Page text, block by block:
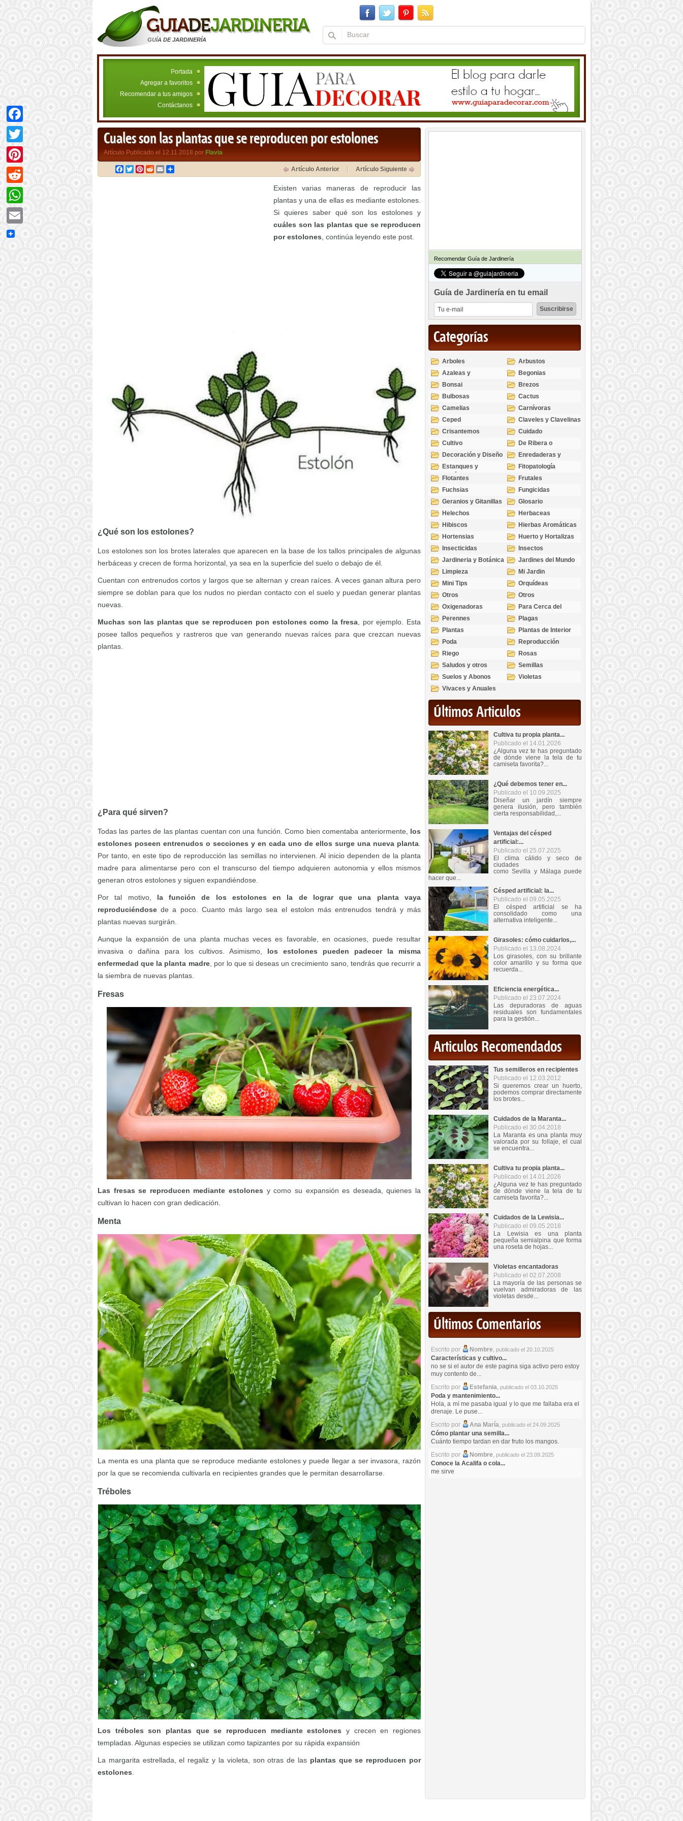
GUÍA DE JARDINERÍA
Portada
Agregar a favoritos
Recomendar a tus amigos
Contáctanos
Cuales son las plantas que se reproducen por estolones
Artículo Publicado el 12.11.2018 por Flavia
Facebook
TwitterPinterest
RedditEmail Artículo Anterior Artículo Siguiente
Existen varias maneras de reproducir las
plantas y una de ellas es mediante estolones.
Si quieres saber qué son los estolones y
cuáles son las plantas que se reproducen
por estolones , continúa leyendo este post.
¿Qué son los estolones?
Los estolones son los brotes laterales que aparecen en la base de los tallos principales de algunas
herbáceas y crecen de forma horizontal, ya sea en la superficie del suelo o debajo de él.
Cuentan con entrenudos cortos y largos que se alternan y crean raíces. A veces ganan altura pero
siempre se doblan para que los nudos no pierdan contacto con el suelo y puedan generar plantas
nuevas.
Muchas son las plantas que se reproducen pon estolones como la fresa , por ejemplo. Esta
posee tallos pequeños y rastreros que van generando nuevas raíces para que crezcan nuevas
plantas.
¿Para qué sirven?
Todas las partes de las plantas cuentan con una función. Como bien comentaba anteriormente, los
estolones poseen entrenudos o secciones y en cada uno de ellos surge una nueva planta
Por tanto, en este tipo de reproducción las semillas no intervienen. Al inicio dependen de la planta
madre para alimentarse pero con el transcurso del tiempo adquieren autonomia y ellos mismos
generan otros estolones y siguen expandiéndose.
Por tal motivo, la función de los estolones en la de lograr que una planta vaya
reproduciéndose de a poco. Cuanto más largo sea el estolon más entrenudos tendrá y más
plantas nuevas surgirán.
Aunque la expansión de una planta muchas veces es favorable, en ocasiones, puede resultar
invasiva o dañina para los cultivos. Asimismo, los estolones pueden padecer la misma
enfermedad que la planta madre, por lo que si deseas un crecimiento sano, tendrás que recurrir a
la siembra de nuevas plantas.
Fresas
Las fresas se reproducen mediante estolones y como su expansión es deseada, quienes la
cultivan lo hacen con gran dedicación.
Menta
La menta es una planta que se reproduce mediante estolones y puede llegar a ser invasora, razón
por la que se recomienda cultivarla en recipientes grandes que le permitan desarrollarse.
Tréboles
Los tréboles son plantas que se reproducen mediante estolones y crecen en regiones
templadas. Algunas especies se utilizan como tapizantes por su rápida expansión
La margarita estrellada, el regaliz y la violeta, son otras de las plantas que se reproducen por
estolones
Recomendar Guía de Jardinería
Guía de Jardinería en tu email
Categorías
Arboles
Arbustos
Azaleas y
Rododendros
Begonias
Bonsai
Brezos
Bulbosas
Cactus
Camelias
Carnívoras
Ceped
Claveles y Clavelinas
Crisantemos
Cuidado
Cultivo
De Ribera o
Palustres
Decoración y Diseño
Enredaderas y
cubresuelos
Estanques y
Acuáticas
Fitopatología
Flotantes
Frutales
Fuchsias
Fungicidas
Geranios y Gitanillas
Glosario
Helechos
Herbaceas
Hibiscos
Hierbas Aromáticas
Hortensias
Huerto y Hortalizas
Insecticidas
Insectos
Jardineria y Botánica
Jardines del Mundo
Limpieza
Mi Jardin
Mini Tips
Orquídeas
Otros
Otros
Oxigenadoras
Para Cerca del
Estanque
Perennes
Plagas
Plantas
Plantas de Interior
Poda
Reproducción
Riego
Rosas
Saludos y otros
temas
Semillas
Suelos y Abonos
Violetas
Vivaces y Anuales
Últimos Articulos
Cultiva tu propia planta...
Publicado el 14.01.2026
¿Alguna vez te has preguntado
de dónde viene la tela de tu
camiseta favorita?...
¿Qué debemos tener en...
Publicado el 10.09.2025
Diseñar un jardín siempre
genera ilusión, pero también
cierta responsabilidad,...
Ventajas del césped
artificial:...
Publicado el 25.07.2025
El clima cálido y seco de
ciudades
como Sevilla y Málaga puede
hacer que...
Césped artificial: la...
Publicado el 09.05.2025
El césped artificial se ha
consolidado como una
alternativa inteligente...
Girasoles: cómo cuidarlos,...
Publicado el 13.08.2024
Los girasoles, con su brillante
color amarillo y su forma que
recuerda...
Eficiencia energética...
Publicado el 23.07.2024
Las depuradoras de aguas
residuales son fundamentales
para la gestión...
Articulos Recomendados
Tus semilleros en recipientes
Publicado el 12.03.2012
Si queremos crear un huerto,
podemos comprar directamente
los brotes...
Cuidados de la Maranta...
Publicado el 30.04.2018
La Maranta es una planta muy
valorada por su follaje, el cual
se encuentra...
Cultiva tu propia planta...
Publicado el 14.01.2026
¿Alguna vez te has preguntado
de dónde viene la tela de tu
camiseta favorita?...
Cuidados de la Lewisia...
Publicado el 09.05.2018
La Lewisia es una planta
pequeña semialpina que forma
una roseta de hojas...
Violetas encantadoras
Publicado el 02.07.2008
La mayoría de las personas se
vuelvan admiradoras de las
violetas desde...
Últimos Comentarios
Escrito por Nombre, publicado el 20.10.2025
Características y cultivo...
no se si el autor de este pagina siga activo pero estoy
muy contento de...
Escrito por
Estefania, publicado el 03.10.2025
Poda y mantenimiento...
Hola, a mí me pasaba igual y lo que me fallaba era el
drenaje. Le puse...
Escrito por
Ana María, publicado el 24.09.2025
Cómo plantar una semilla...
Cuánto tiempo tardan en dar fruto los mangos.
Escrito por
Nombre, publicado el 23.09.2025
Conoce la Acalifa o cola...
me sirve
Facebook
Twitter
Pinterest
Reddit
WhatsApp
Email